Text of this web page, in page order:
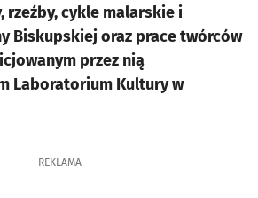
rzeźby, cykle malarskie i
Biskupskiej oraz prace twórców
przez nią
Laboratorium Kultury w
REKLAMA